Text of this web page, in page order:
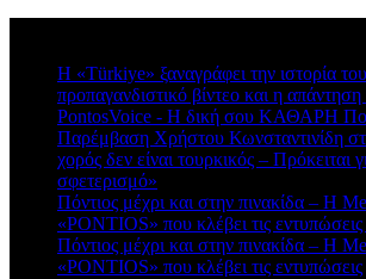
Η «Türkiye» ξαναγράφει την ιστορία
προπαγανδιστικό βίντεο και η
PontosVoice - H δική σου ΚΑΘΑΡΗ
Παρέμβαση Χρήστου Κωνσταντινίδη
χορός δεν είναι τουρκικός – Πρόκειται
σφετερισμό»
Πόντιος μέχρι και στην πινακίδα – Η
«PONTIOS» που κλέβει τις
Πόντιος μέχρι και στην πινακίδα – Η
«PONTIOS» που κλέβει τις εντυπώσεις